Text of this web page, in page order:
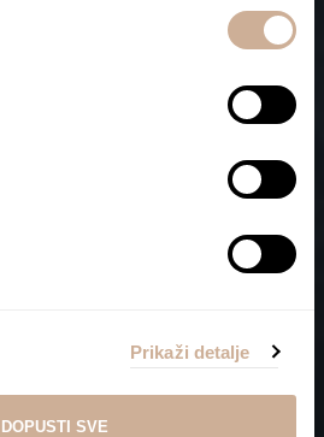
Prikaži detalje
DOPUSTI SVE